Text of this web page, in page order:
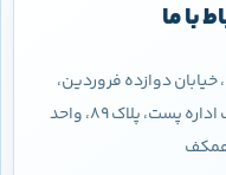
با ما
خیابان دوازده فروردین،
خیابان ژاندارمری، جنب اداره پست، پلاک 89، واحد